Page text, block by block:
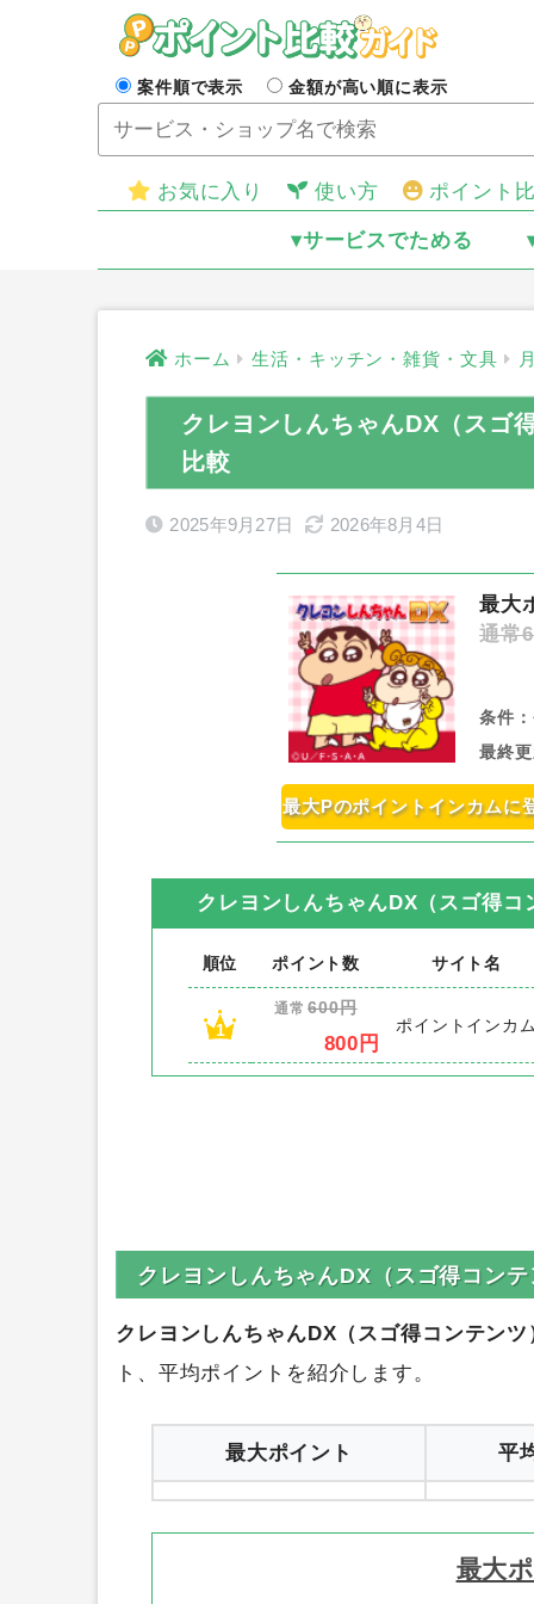
案件順で表示 金額が高い順に表示
お気に入り 使い方 ポイント
▾サービスでためる
ホーム 生活・キッチン・雑貨・文具
クレヨンしんちゃんDX（スゴ
比較
2025年9月27日 2026年8月4日
最大
通常
条件：
最終
最大Pのポイントインカムに
クレヨンしんちゃんDX（スゴ得コ
順位 ポイント数 サイト名
1
通常 600円
800円
ポイントインカム
クレヨンしんちゃんDX（スゴ得コン
クレヨンしんちゃんDX（スゴ得コンテンツ
ト、平均ポイントを紹介します。
最大ポイント 平
最大